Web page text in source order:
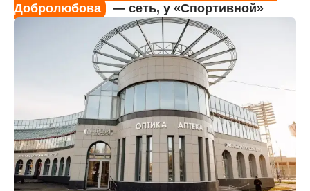
Добролюбова
— сеть, у «Спортивной»